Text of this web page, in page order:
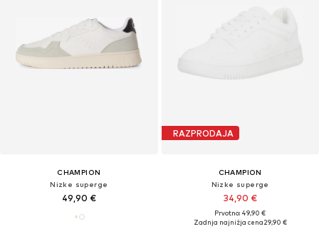
CHAMPION
Nizke superge
49,90 €
RAZPRODAJA
CHAMPION
Nizke superge
34,90 €
Prvotno: 49,90 €
Zadnja najnižja cena29,90 €